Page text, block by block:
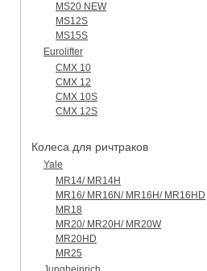
MS20 NEW
MS12S
MS15S
Eurolifter
CMX 10
CMX 12
CMX 10S
CMX 12S
Колеса для ричтраков
Yale
MR14/ MR14H
MR16/ MR16N/ MR16H/ MR16HD
MR18
MR20/ MR20H/ MR20W
MR20HD
MR25